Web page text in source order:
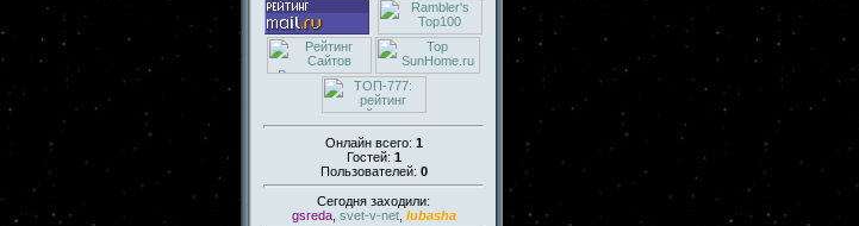
Онлайн всего: 1
Гостей: 1
Пользователей: 0
Сегодня заходили:
gsreda, svet-v-net, lubasha